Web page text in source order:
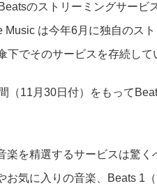
のストリーミングサービ
Music は今年6月に独自のス
下でそのサービスを存続して
（11月30日付）をもって
楽を精選するサービスは驚
お気に入りの音楽、Beats 1